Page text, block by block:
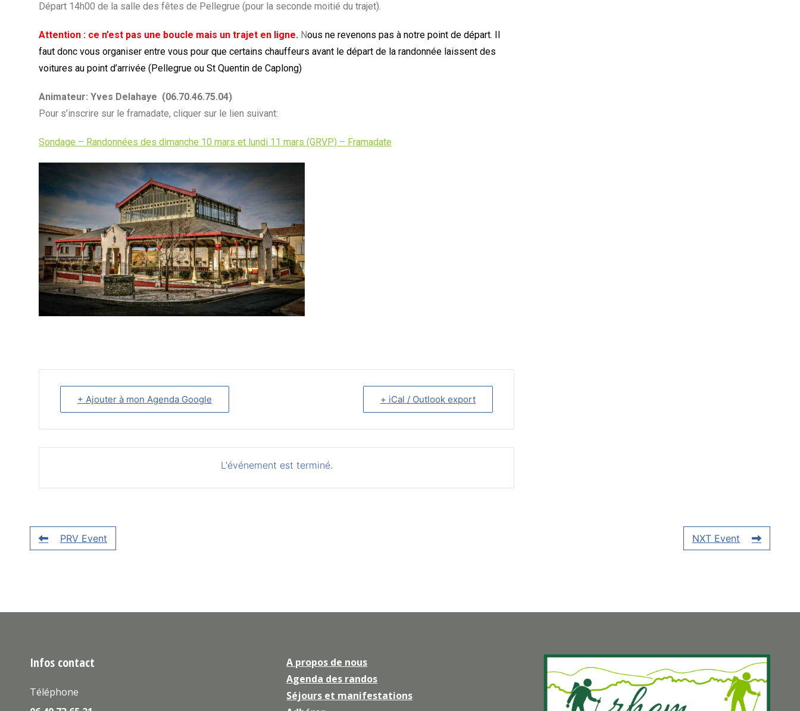
Départ 14h00 de la salle des fêtes de Pellegrue (pour la seconde moitié du trajet).
Attention : ce n’est pas une boucle mais un trajet en ligne. Nous ne revenons pas à notre point de départ. Il
faut donc vous organiser entre vous pour que certains chauffeurs avant le départ de la randonnée laissent des
voitures au point d’arrivée (Pellegrue ou St Quentin de Caplong)
Animateur: Yves Delahaye (06.70.46.75.04)
Pour s’inscrire sur le framadate, cliquer sur le lien suivant:
Sondage – Randonnées des dimanche 10 mars et lundi 11 mars (GRVP) – Framadate
+ Ajouter à mon Agenda Google + iCal / Outlook export
L'événement est terminé.
PRV Event NXT Event
Infos contact
Téléphone
A propos de nous
Agenda des randos
Séjours et manifestations